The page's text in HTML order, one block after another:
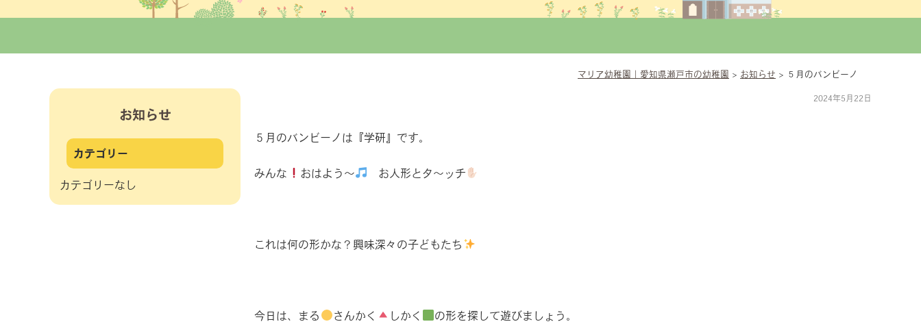
マリア幼稚園｜愛知県瀬戸市の幼稚園 > お知らせ > ５月のバンビーノ
2024年5月22日
５月のバンビーノは『学研』です。
みんな おはよう〜 お人形とタ〜ッチ
これは何の形かな？興味深々の子どもたち
今日は、まる さんかく しかく の形を探して遊びましょう。
お知らせ
カテゴリー
カテゴリーなし